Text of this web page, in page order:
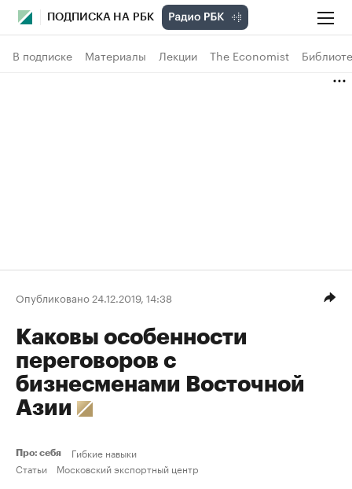
ПОДПИСКА НА РБК
В подписке Материалы Лекции The Economist
Опубликовано 24.12.2019, 14:38
Каковы особенности
переговоров с
бизнесменами Восточной
Азии
Про: себя
Гибкие навыки
Статьи
Московский экспортный центр